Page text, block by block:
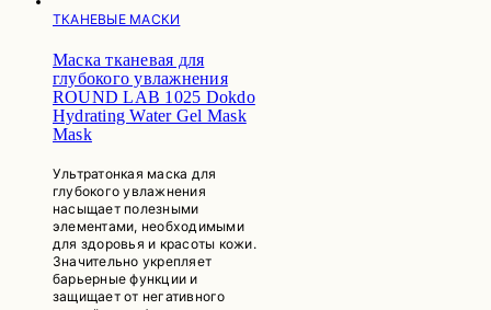
ТКАНЕВЫЕ МАСКИ
Маска тканевая для
глубокого увлажнения
ROUND LAB 1025 Dokdo
Hydrating Water Gel Mask
Mask
Ультратонкая маска для
глубокого увлажнения
насыщает полезными
элементами, необходимыми
для здоровья и красоты кожи.
Значительно укрепляет
барьерные функции и
защищает от негативного